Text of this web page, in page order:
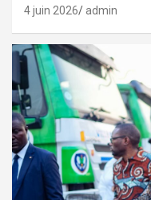
4 juin 2026 admin